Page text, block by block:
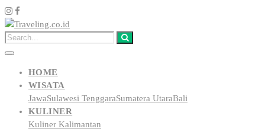
HOME
WISATA
JawaSulawesi TenggaraSumatera UtaraBali
KULINER
Kuliner Kalimantan